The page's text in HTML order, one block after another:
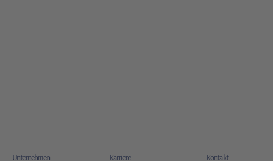
Unternehmen Karriere Kontakt